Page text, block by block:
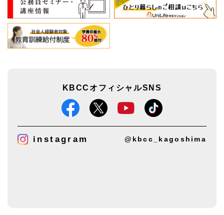
KBCCオフィシャルSNS
instagram @kbcc_kagoshima